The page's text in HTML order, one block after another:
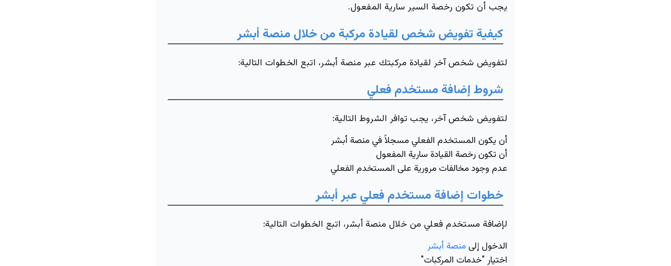
يجب أن تكون رخصة السير سارية المفعول.
كيفية تفويض شخص لقيادة مركبة من خلال منصة أبشر
لتفويض شخص آخر لقيادة مركبتك عبر منصة أبشر، اتبع الخطوات التالية:
شروط إضافة مستخدم فعلي
لتفويض شخص آخر، يجب توافر الشروط التالية:
أن يكون المستخدم الفعلي مسجلاً في منصة أبشر
أن تكون رخصة القيادة سارية المفعول
عدم وجود مخالفات مرورية على المستخدم الفعلي
خطوات إضافة مستخدم فعلي عبر أبشر
لإضافة مستخدم فعلي من خلال منصة أبشر، اتبع الخطوات التالية:
الدخول إلى منصة أبشر
اختيار "خدمات المركبات"